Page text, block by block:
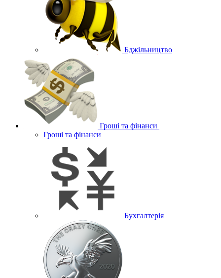
Бджільництво
Гроші та фінанси
Гроші та фінанси
Бухгалтерія